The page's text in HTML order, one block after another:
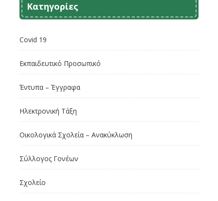
Κατηγορίες
Covid 19
Εκπαιδευτικό Προσωπικό
Έντυπα – Έγγραφα
Ηλεκτρονική Τάξη
Οικολογικά Σχολεία – Ανακύκλωση
Σύλλογος Γονέων
Σχολείο